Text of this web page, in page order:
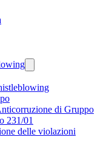
di Gruppo
231/01
delle violazioni